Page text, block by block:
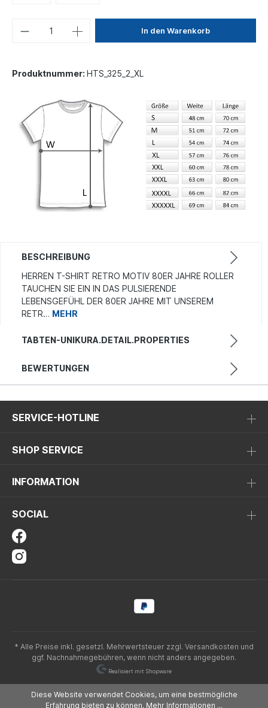
In den Warenkorb
Produktnummer: HTS_325_2_XL
BESCHREIBUNG
HERREN T-SHIRT RETRO MOTIV 80ER JAHRE ROLLER
TAUCHEN SIE EIN IN DAS PULSIERENDE
LEBENSGEFÜHL DER 80ER JAHRE MIT UNSEREM
RETR… MEHR
TABTEN-UNIKURA.DETAIL.PROPERTIES
BEWERTUNGEN
SERVICE-HOTLINE
SHOP SERVICE
INFORMATION
SOCIAL
* Alle Preise inkl. gesetzl. Mehrwertsteuer zzgl. Versandkosten und
ggf. Nachnahmegebühren, wenn nicht anders angegeben.
Realisiert mit Shopware
Diese Website verwendet Cookies, um eine bestmögliche
Erfahrung bieten zu können. Mehr Informationen ...